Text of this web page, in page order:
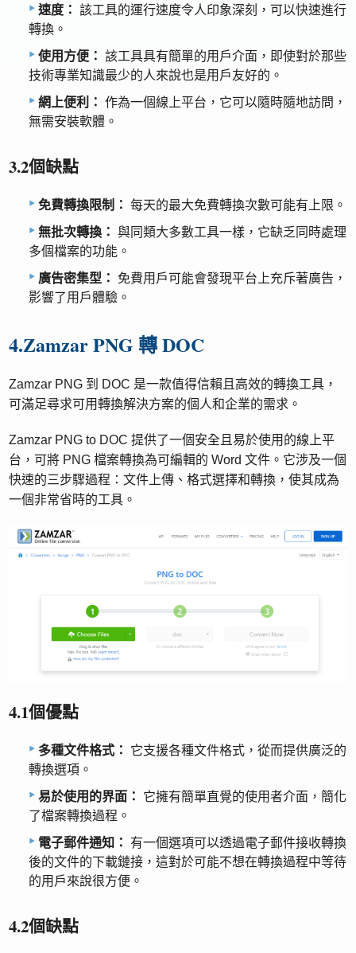
速度： 該工具的運行速度令人印象深刻，可以快速進行
轉換。
使用方便： 該工具具有簡單的用戶介面，即使對於那些
技術專業知識最少的人來說也是用戶友好的。
網上便利： 作為一個線上平台，它可以隨時隨地訪問，
無需安裝軟體。
3.2個缺點
免費轉換限制： 每天的最大免費轉換次數可能有上限。
無批次轉換： 與同類大多數工具一樣，它缺乏同時處理
多個檔案的功能。
廣告密集型：
免費用戶可能會發現平台上充斥著廣告，
影響了用戶體驗。
4.Zamzar PNG 轉 DOC
Zamzar PNG 到 DOC 是一款值得信賴且高效的轉換工具，
可滿足尋求可用轉換解決方案的個人和企業的需求。
Zamzar PNG to DOC 提供了一個安全且易於使用的線上平
台，可將 PNG 檔案轉換為可編輯的 Word 文件。它涉及一個
快速的三步驟過程：文件上傳、格式選擇和轉換，使其成為
一個非常省時的工具。
4.1個優點
多種文件格式：
它支援各種文件格式，從而提供廣泛的
轉換選項。
易於使用的界面：
它擁有簡單直覺的使用者介面，簡化
了檔案轉換過程。
電子郵件通知：
有一個選項可以透過電子郵件接收轉換
後的文件的下載鏈接，這對於可能不想在轉換過程中等待
的用戶來說很方便。
4.2個缺點